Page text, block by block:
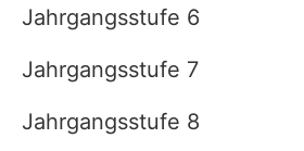
Jahrgangsstufe 6
Jahrgangsstufe 7
Jahrgangsstufe 8